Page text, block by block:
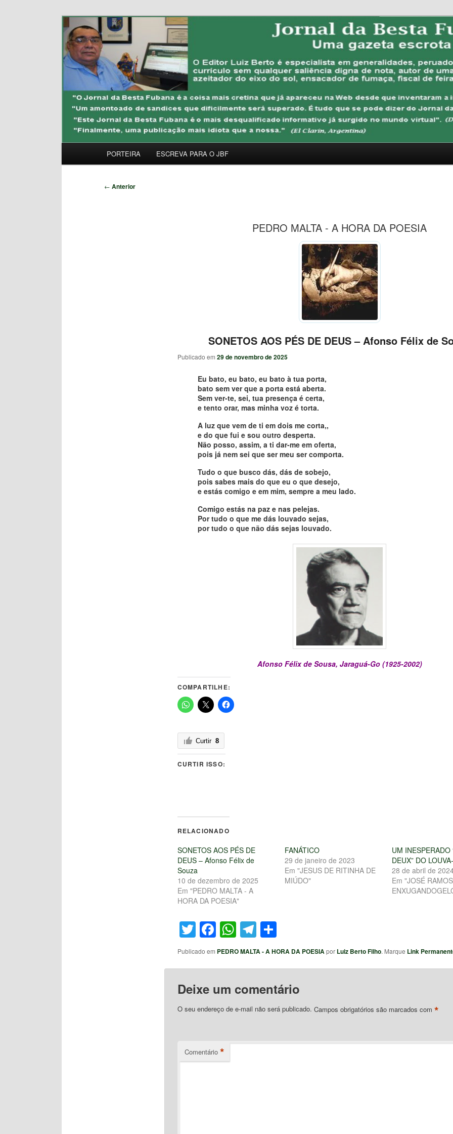
JORNAL DA BESTA FUBANA
Uma Gazeta Escrota
PORTEIRA ESCREVA PARA O JBF
Navegação
← Anterior
PEDRO MALTA - A HORA DA POESIA
SONETOS AOS PÉS DE DEUS – Afonso Félix de
Publicado em 29 de novembro de 2025
Eu bato, eu bato, eu bato à tua porta,
bato sem ver que a porta está aberta.
Sem ver-te, sei, tua presença é certa,
e tento orar, mas minha voz é torta.
A luz que vem de ti em dois me corta,,
e do que fui e sou outro desperta.
Não posso, assim, a ti dar-me em oferta,
pois já nem sei que ser meu ser comporta.
Tudo o que busco dás, dás de sobejo,
pois sabes mais do que eu o que desejo,
e estás comigo e em mim, sempre a meu lado.
Comigo estás na paz e nas pelejas.
Por tudo o que me dás louvado sejas,
por tudo o que não dás sejas louvado.
Afonso Félix de Sousa, Jaraguá-Go (1925-2002)
COMPARTILHE:
Curtir 8
CURTIR ISSO:
RELACIONADO
SONETOS AOS PÉS DE
DEUS – Afonso Félix de
Souza
10 de dezembro de 2025
Em "PEDRO MALTA - A
HORA DA POESIA"
FANÁTICO
29 de janeiro de 2023
Em "JESUS DE RITINHA DE
MIÚDO"
UM INESPERADO
DEUX” DO
28 de abril de
Em "JOSÉ
Twitter
Facebook
WhatsApp
Telegram
Share
Publicado em PEDRO MALTA - A HORA DA POESIApor Luiz Berto Filho. Marque Link
Deixe um comentário
O seu endereço de e-mail não será publicado. Campos obrigatórios são marcados com *
Comentário *